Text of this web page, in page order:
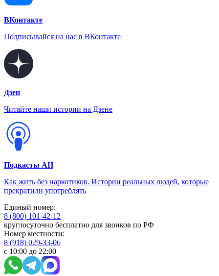
ВКонтакте
Подписывайся на нас в ВКонтакте
Дзен
Читайте наши истории на Дзене
Подкасты АН
Как жить без наркотиков. Истории реальных людей, которые
прекратили употреблять
Единый номер:
8 (800) 101-42-12
круглосуточно бесплатно для звонков по РФ
Номер местности:
8 (918) 029-33-06
с 10:00 до 22:00